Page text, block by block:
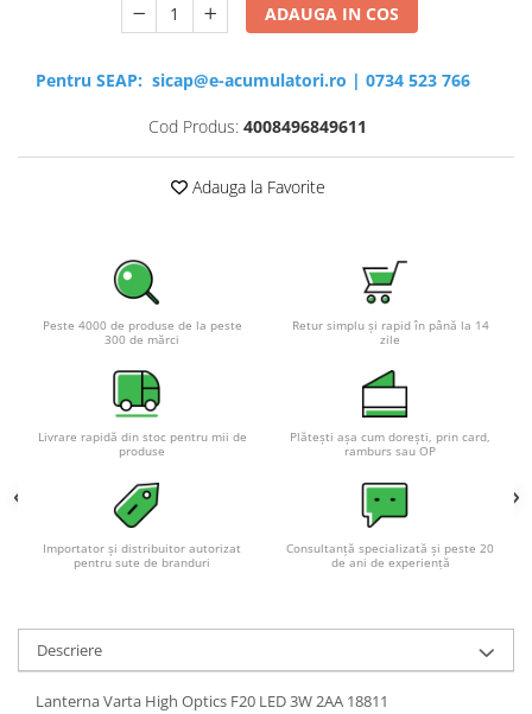
ADAUGA IN COS
Pentru SEAP: sicap@e-acumulatori.ro | 0734 523 766
Cod Produs: 4008496849611
Adauga la Favorite
Peste 4000 de produse de la peste
300 de mărci
Retur simplu și rapid în până la 14
zile
Livrare rapidă din stoc pentru mii de
produse
Plătești așa cum dorești, prin card,
ramburs sau OP
Importator și distribuitor autorizat
pentru sute de branduri
Consultanță specializată și peste 20
de ani de experiență
Descriere
Lanterna Varta High Optics F20 LED 3W 2AA 18811